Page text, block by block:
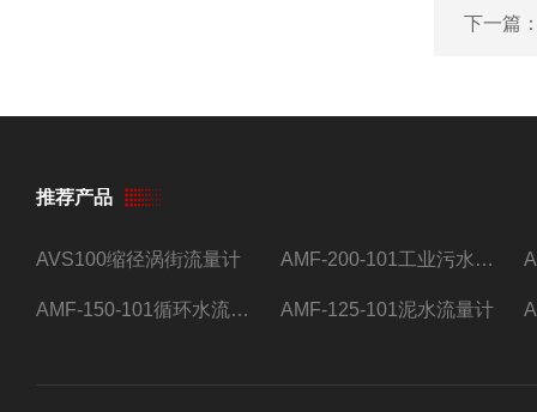
下一篇
推荐产品
AVS100缩径涡街流量计 AMF-200-101工业污水流量计
AMF-150-101循环水流量计,电磁流量计 AMF-125-101泥水流量计